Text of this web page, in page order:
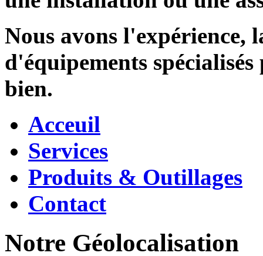
Nous avons l'expérience,
d'équipements
bien.
Acceuil
Services
Produits & Outillages
Contact
Notre Géolocalisation